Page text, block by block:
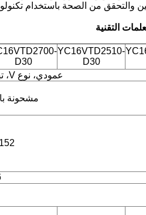
والتحقق من الصحة باستخدام
YC16VTD2510-
D30
D30
عمودي، نوع V، تبريد الماء، أربع ضربات
مشحونة